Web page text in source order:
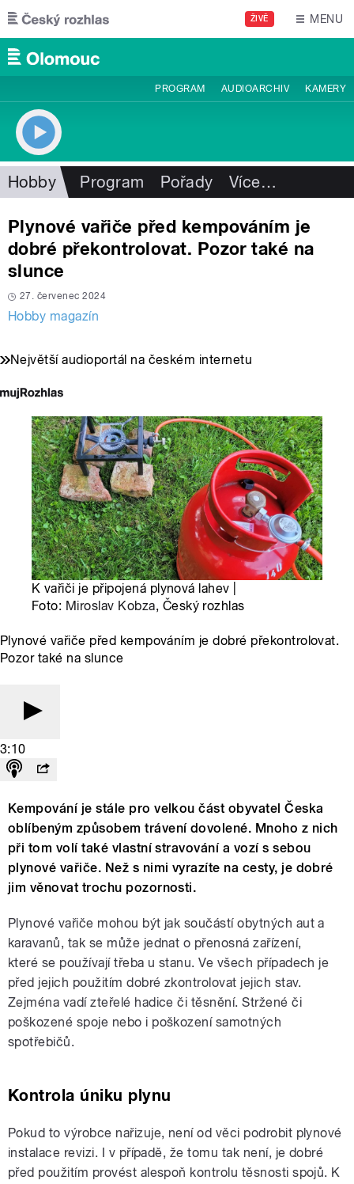
Přejít k hlavnímu obsahu
ŽIVĚ MENU
PROGRAM AUDIOARCHIV KAMERY
Hobby Program Pořady Více…
Plynové vařiče před kempováním je
dobré překontrolovat. Pozor také na
slunce
27. červenec 2024
Hobby magazín
Největší audioportál na českém internetu
K vařiči je připojená plynová lahev |
Foto: Miroslav Kobza, Český rozhlas
Plynové vařiče před kempováním je dobré překontrolovat.
Pozor také na slunce
3:10
Kempování je stále pro velkou část obyvatel Česka
oblíbeným způsobem trávení dovolené. Mnoho z nich
při tom volí také vlastní stravování a vozí s sebou
plynové vařiče. Než s nimi vyrazíte na cesty, je dobré
jim věnovat trochu pozornosti.
Plynové vařiče mohou být jak součástí obytných aut a
karavanů, tak se může jednat o přenosná zařízení,
které se používají třeba u stanu. Ve všech případech je
před jejich použitím dobré zkontrolovat jejich stav.
Zejména vadí zteřelé hadice či těsnění. Stržené či
poškozené spoje nebo i poškození samotných
spotřebičů.
Kontrola úniku plynu
Pokud to výrobce nařizuje, není od věci podrobit plynové
instalace revizi. I v případě, že tomu tak není, je dobré
před použitím provést alespoň kontrolu těsnosti spojů. K